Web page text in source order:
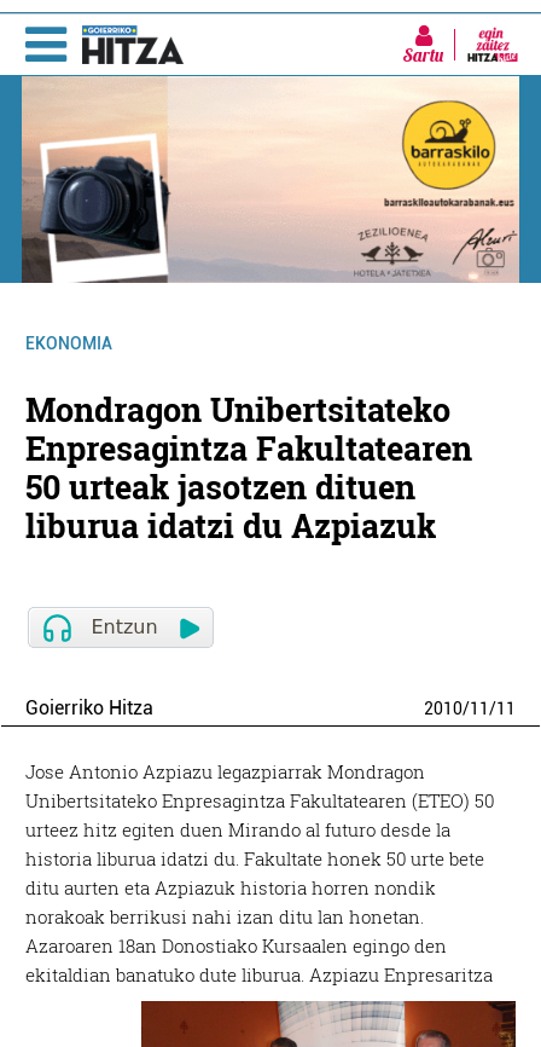
Sartu
EKONOMIA
Mondragon Unibertsitateko
Enpresagintza Fakultatearen
50 urteak jasotzen dituen
liburua idatzi du Azpiazuk
Goierriko Hitza 2010/11/11
Jose Antonio Azpiazu legazpiarrak Mondragon
Unibertsitateko Enpresagintza Fakultatearen (ETEO) 50
urteez hitz egiten duen Mirando al futuro desde la
historia liburua idatzi du. Fakultate honek 50 urte bete
ditu aurten eta Azpiazuk historia horren nondik
norakoak berrikusi nahi izan ditu lan honetan.
Azaroaren 18an Donostiako Kursaalen egingo den
ekitaldian banatuko dute liburua.Azpiazu Enpresaritza